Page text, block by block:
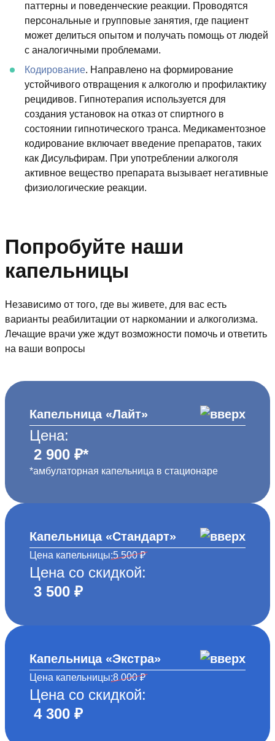
паттерны и поведенческие реакции. Проводятся
персональные и групповые занятия, где пациент
может делиться опытом и получать помощь от людей
с аналогичными проблемами.
Кодирование. Направлено на формирование
устойчивого отвращения к алкоголю и профилактику
рецидивов. Гипнотерапия используется для
создания установок на отказ от спиртного в
состоянии гипнотического транса. Медикаментозное
кодирование включает введение препаратов, таких
как Дисульфирам. При употреблении алкоголя
активное вещество препарата вызывает негативные
физиологические реакции.
Попробуйте наши
капельницы
Независимо от того, где вы живете, для вас есть
варианты реабилитации от наркомании и алкоголизма.
Лечащие врачи уже ждут возможности помочь и ответить
на ваши вопросы
Капельница «Лайт»
Цена:
2 900 ₽*
*амбулаторная капельница в стационаре
Капельница «Стандарт»
Цена капельницы:5 500 ₽
Цена со скидкой:
3 500 ₽
Капельница «Экстра»
Цена капельницы:8 000 ₽
Цена со скидкой:
4 300 ₽